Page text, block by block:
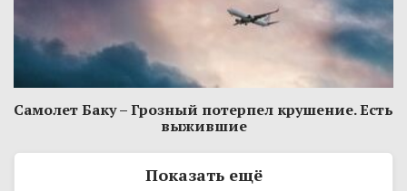
Самолет Баку – Грозный потерпел крушение. Есть
выжившие
Показать ещё